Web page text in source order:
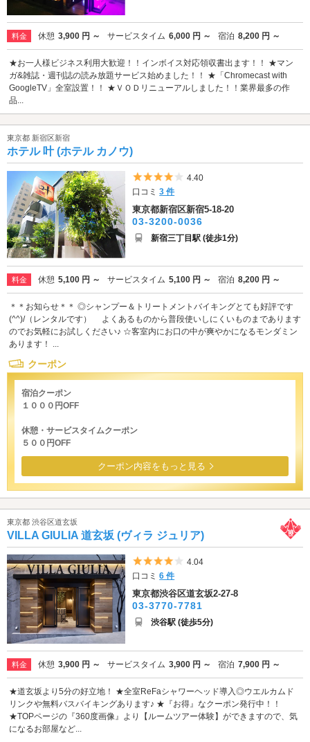
料金 休憩 3,900 円 ～ サービスタイム 6,000 円 ～ 宿泊 8,200 円 ～
★お一人様ビジネス利用大歓迎！！インボイス対応領収書出ます！！ ★マン
ガ&雑誌・週刊誌の読み放題サービス始めました！！ ★「Chromecast with
GoogleTV」全室設置！！ ★ＶＯＤリニューアルしました！！業界最多の作
品...
東京都 新宿区新宿
ホテル 叶 (ホテル カノウ)
5つ星のうち4
4.40
口コミ3 件
東京都新宿区新宿5-18-20
03-3200-0036
新宿三丁目駅 (徒歩1分)
料金 休憩 5,100 円 ～ サービスタイム 5,100 円 ～ 宿泊 8,200 円 ～
＊＊お知らせ＊＊ ◎シャンプー＆トリートメントバイキングとても好評です
(^^)/（レンタルです） よくあるものから普段使いしにくいものまであります
のでお気軽にお試しください♪ ☆客室内にお口の中が爽やかになるモンダミン
あります！ ...
クーポン
宿泊クーポン
１０００円OFF
休憩・サービスタイムクーポン
５００円OFF
クーポン内容をもっと見る
東京都 渋谷区道玄坂
VILLA GIULIA 道玄坂 (ヴィラ ジュリア)
5つ星のうち4
4.04
口コミ6 件
東京都渋谷区道玄坂2-27-8
03-3770-7781
渋谷駅 (徒歩5分)
料金 休憩 3,900 円 ～ サービスタイム 3,900 円 ～ 宿泊 7,900 円 ～
★道玄坂より5分の好立地！ ★全室ReFaシャワーヘッド導入◎ウエルカムド
リンクや無料バスバイキングあります♪ ★『お得』なクーポン発行中！！
★TOPページの『360度画像』より【ルームツアー体験】ができますので、気
になるお部屋など...